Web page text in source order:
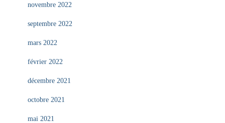
novembre 2022
septembre 2022
mars 2022
février 2022
décembre 2021
octobre 2021
mai 2021